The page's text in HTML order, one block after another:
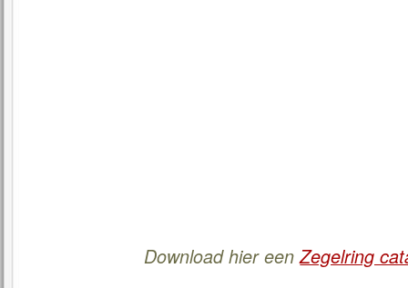
Download hier eenZegelring